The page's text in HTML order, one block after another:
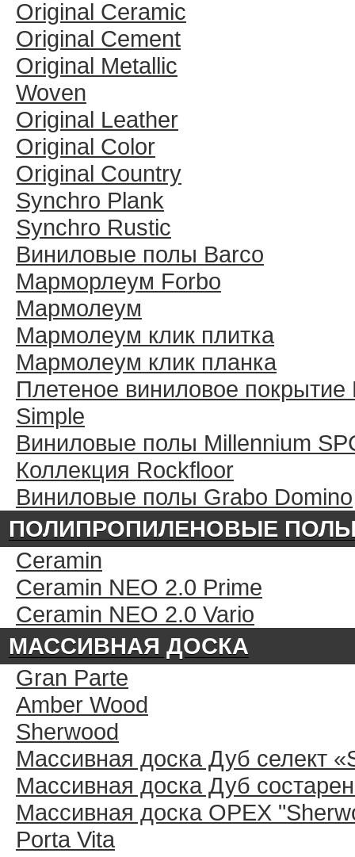
Original Ceramic
Original Cement
Original Metallic
Woven
Original Leather
Original Color
Original Country
Synchro Plank
Synchro Rustic
Виниловые полы Barco
Марморлеум Forbo
Мармолеум
Мармолеум клик плитка
Мармолеум клик планка
Плетеное виниловое покрытие
Simple
Виниловые полы Millennium
Коллекция Rockfloor
Виниловые полы Grabo Domino
ПОЛИПРОПИЛЕНОВЫЕ
Ceramin
Ceramin NEO 2.0 Prime
Ceramin NEO 2.0 Vario
МАССИВНАЯ ДОСКА
Gran Parte
Amber Wood
Sherwood
Массивная доска Дуб селект
Массивная доска Дуб
Массивная доска ОРЕХ
Porta Vita